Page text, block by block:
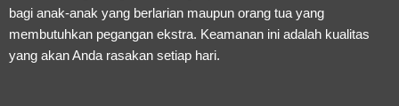
bagi anak-anak yang berlarian maupun orang tua yang
membutuhkan pegangan ekstra. Keamanan ini adalah kualitas
yang akan Anda rasakan setiap hari.